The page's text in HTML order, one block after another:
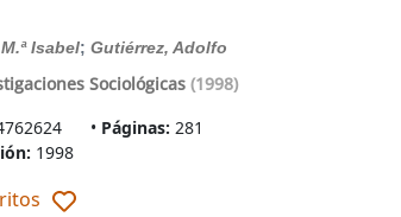
Isabel;Gutiérrez, Adolfo
Sociológicas (1998)
Páginas: 281
1998